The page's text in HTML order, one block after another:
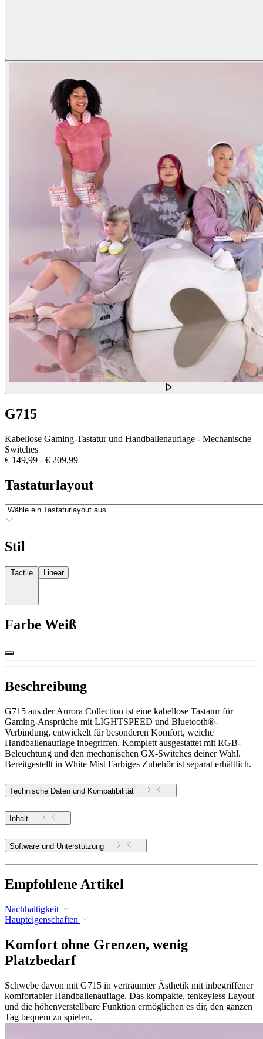
G715
Kabellose Gaming-Tastatur und Handballenauflage - Mechanische
Switches
€ 149,99 - € 209,99
Tastaturlayout
Stil
Tactile Linear
Farbe Weiß
Beschreibung
G715 aus der Aurora Collection ist eine kabellose Tastatur für
Gaming-Ansprüche mit LIGHTSPEED und Bluetooth®-
Verbindung, entwickelt für besonderen Komfort, weiche
Handballenauflage inbegriffen. Komplett ausgestattet mit RGB-
Beleuchtung und den mechanischen GX-Switches deiner Wahl.
Bereitgestellt in White Mist Farbiges Zubehör ist separat erhältlich.
Technische Daten und Kompatibilität
Inhalt
Software und Unterstützung
Empfohlene Artikel
Nachhaltigkeit
Haupteigenschaften
Komfort ohne Grenzen, wenig
Platzbedarf
Schwebe davon mit G715 in verträumter Ästhetik mit inbegriffener
komfortabler Handballenauflage. Das kompakte, tenkeyless Layout
und die höhenverstellbare Funktion ermöglichen es dir, den ganzen
Tag bequem zu spielen.